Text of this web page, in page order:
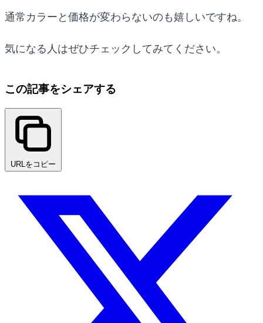
通常カラーと価格が変わらないのも嬉しいですね。
気になる人はぜひチェックしてみてください。
この記事をシェアする
URLをコピー